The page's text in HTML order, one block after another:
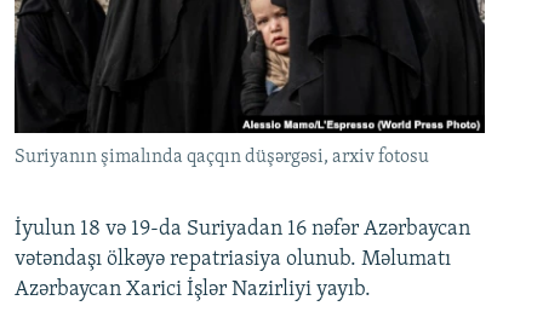
Suriyanın şimalında qaçqın düşərgəsi, arxiv fotosu
İyulun 18 və 19-da Suriyadan 16 nəfər Azərbaycan
vətəndaşı ölkəyə repatriasiya olunub. Məlumatı
Azərbaycan Xarici İşlər Nazirliyi yayıb.